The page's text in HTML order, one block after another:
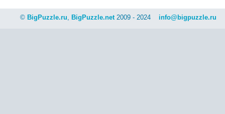
© BigPuzzle.ru, BigPuzzle.net2009 - 2024 info@bigpuzzle.ru